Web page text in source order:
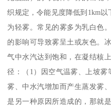
织规定，令能见度降低到1km
为轻雾。常见的雾多为乳白色
的影响可导致雾呈土或灰色。
气中水汽达到饱和，在凝结核
径：（1）因空气温雾、上坡
雾、中水汽增加而产生蒸发雾
是另一种原因所造成的，那就